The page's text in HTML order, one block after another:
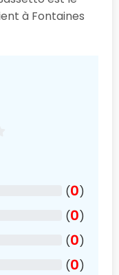
à Fontaines
(0)
(0)
(0)
(0)